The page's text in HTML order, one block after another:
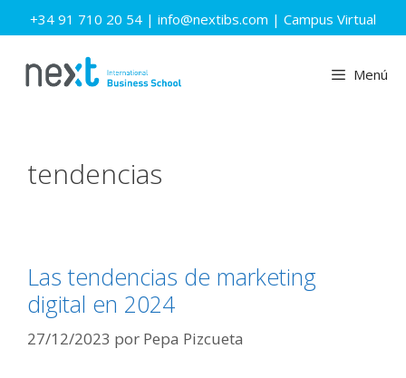
Saltar
al
+34 91 710 20 54 | info@nextibs.com | Campus Virtual
Menú
tendencias
Las tendencias de marketing
digital en 2024
27/12/2023 por Pepa Pizcueta